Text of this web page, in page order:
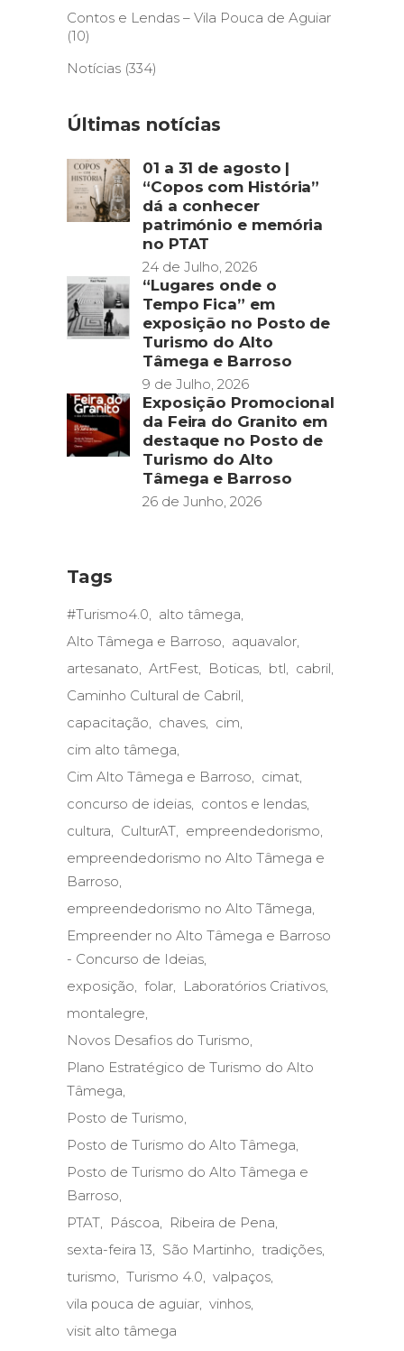
Contos e Lendas – Vila Pouca de Aguiar
(10)
Notícias (334)
Últimas notícias
01 a 31 de agosto |
“Copos com História”
dá a conhecer
património e memória
no PTAT
24 de Julho, 2026
“Lugares onde o
Tempo Fica” em
exposição no Posto de
Turismo do Alto
Tâmega e Barroso
9 de Julho, 2026
Exposição Promocional
da Feira do Granito em
destaque no Posto de
Turismo do Alto
Tâmega e Barroso
26 de Junho, 2026
Tags
#Turismo4.0
alto tâmega
Alto Tâmega e Barroso
aquavalor
artesanato
ArtFest Boticas btl
cabril
Caminho Cultural de Cabril
capacitação
chaves
cim
cim alto tâmega
Cim Alto Tâmega e Barroso
cimat
concurso de ideias
contos e lendas
cultura
CulturAT
empreendedorismo
empreendedorismo no Alto Tâmega e
Barroso
empreendedorismo no Alto Tãmega
Empreender no Alto Tâmega e Barroso
- Concurso de Ideias
exposição
folar
Laboratórios Criativos
montalegre
Novos Desafios do Turismo
Plano Estratégico de Turismo do Alto
Tâmega
Posto de Turismo
Posto de Turismo do Alto Tâmega
Posto de Turismo do Alto Tâmega e
Barroso
PTAT
Páscoa
Ribeira de Pena
sexta-feira 13
São Martinho
tradições
turismo
Turismo 4.0
valpaços
vila pouca de aguiar vinhos
visit alto tâmega